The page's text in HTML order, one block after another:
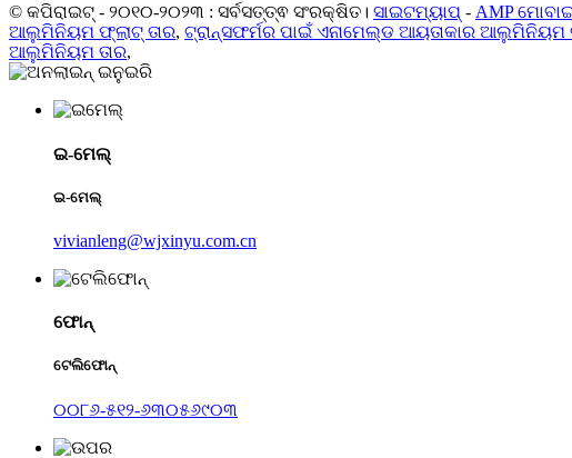
© କପିରାଇଟ୍ - ୨୦୧୦-୨୦୨୩ : ସର୍ବସତ୍ତ୍ଵ ସଂରକ୍ଷିତ। ସାଇଟମ୍ୟାପ୍ - AMP
ଆଲୁମିନିୟମ ଫ୍ଲାଟ୍ ତାର, ଟ୍ରାନ୍ସଫର୍ମର ପାଇଁ ଏନାମେଲ୍ଡ ଆୟତାକାର ଆଲୁମିନିୟମ
ଆଲୁମିନିୟମ ତାର,
ଇ-ମେଲ୍
ଇ-ମେଲ୍
vivianleng@wjxinyu.com.cn
ଫୋନ୍
ଟେଲିଫୋନ୍
୦୦୮୬-୫୧୨-୬୩୦୫୬୯୦୩